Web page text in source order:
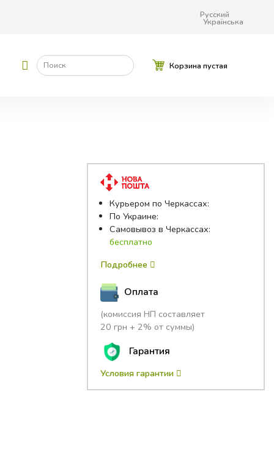
Русский
Українська
Поиск Корзина пустая
Курьером по Черкассах:
По Украине:
Самовывоз в Черкассах:
бесплатно
Подробнее
Оплата
(комиссия НП составляет
20 грн + 2% от суммы)
Гарантия
Условия гарантии